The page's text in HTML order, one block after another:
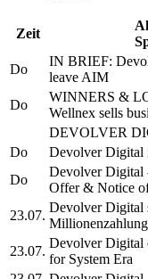
Zeit
Do
IN BRIEF:
leave AIM
Do
WINNERS &
Wellnex sells
DEVOLVER
Do
Devolver Digital
Do
Devolver Digital
Offer & Notice
23.07.
Devolver Digital
23.07.
Devolver Digital
for System Era